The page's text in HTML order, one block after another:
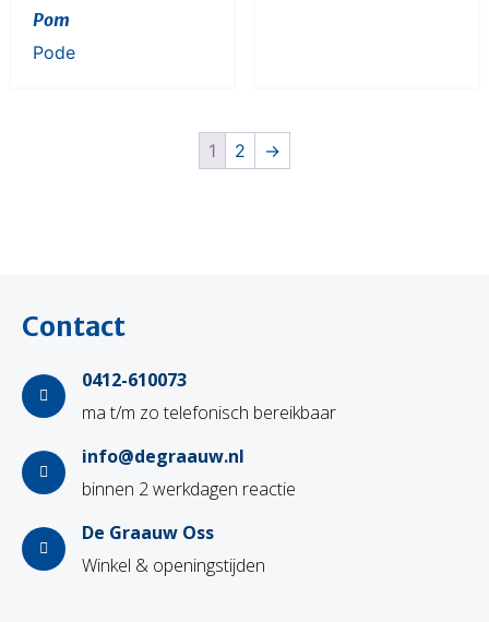
Pom
Pode
1 2 →
Contact
0412-610073
ma t/m zo telefonisch bereikbaar
info@degraauw.nl
binnen 2 werkdagen reactie
De Graauw Oss
Winkel & openingstijden